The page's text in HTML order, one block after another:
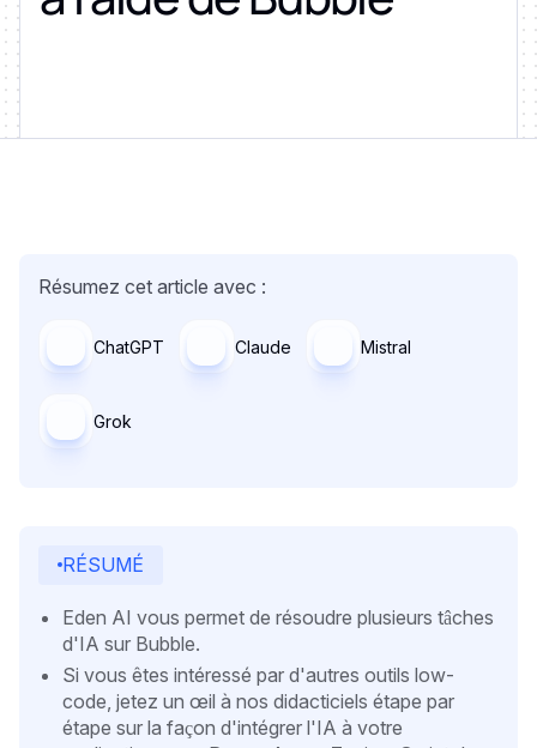
Résumez cet article avec :
ChatGPT Claude Mistral
Grok
RÉSUMÉ
Eden AI vous permet de résoudre plusieurs tâches
d'IA sur Bubble.
Si vous êtes intéressé par d'autres outils low-
code, jetez un œil à nos didacticiels étape par
étape sur la façon d'intégrer l'IA à votre